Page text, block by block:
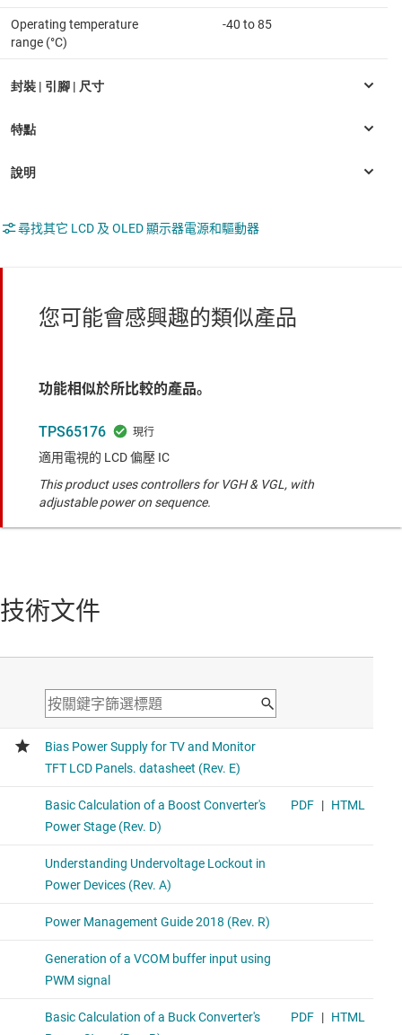
Operating temperature
range (°C)
-40 to 85
尋找其它 LCD 及 OLED 顯示器電源和驅動器
您可能會感興趣的類似產品
功能相似於所比較的產品。
TPS65176
適用電視的 LCD 偏壓 IC
This product uses controllers for VGH & VGL, with
adjustable power on sequence.
技術文件